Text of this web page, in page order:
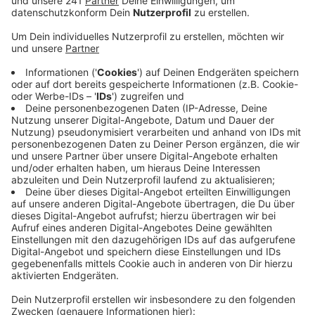
Veröffentlicht:Freitag, 16.09.2022 06:39
Anzeige
Konkret geht es den Parteien um das russische
Theaterstück „Das Schicksal als Geschenk“ und den
Auftritt von Nadeschda Babkina. Sie bezeichnen die
Fraktionen als Putins Propaganda-Sängerin.
Angesichts der Kriegshandlungen in der Ukraine ist es
nicht akzeptabel, die Künstler bei uns in der Stadt
auftreten zu lassen, so die Partein. Sie fordern von der
Stadt die Veranstaltungen kurzfristig abzusagen.
Laut Stadt sind beide externen Veranstaltungen
mittlerweile von Veranstalter-Seite abgesagt. Zu den
Gründen ist nichts bekannt. Der Antrag der Parteien
hat sich damit erledigt.